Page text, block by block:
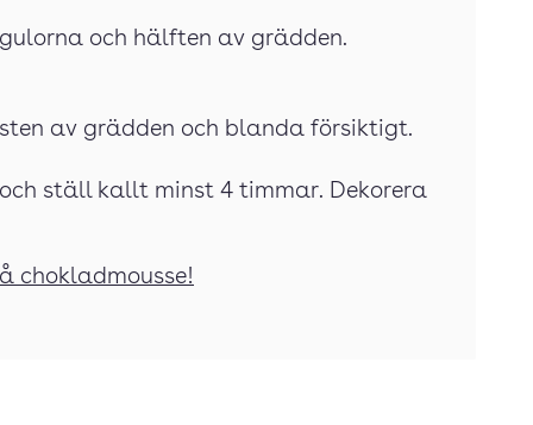
och hälften av grädden.
av grädden och blanda försiktigt.
ställ kallt minst 4 timmar. Dekorera
chokladmousse!